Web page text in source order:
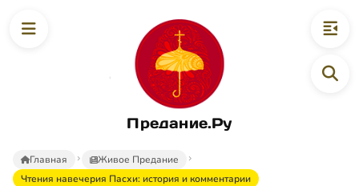
Предание.Ру
Главная
Живое Предание
Чтения навечерия Пасхи: история и комментарии